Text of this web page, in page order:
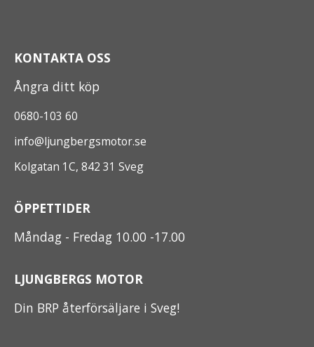
KONTAKTA OSS
Ångra ditt köp
0680-103 60
info@ljungbergsmotor.se
Kolgatan 1C, 842 31 Sveg
ÖPPETTIDER
Måndag - Fredag 10.00 -17.00
LJUNGBERGS MOTOR
Din BRP återförsäljare i Sveg!